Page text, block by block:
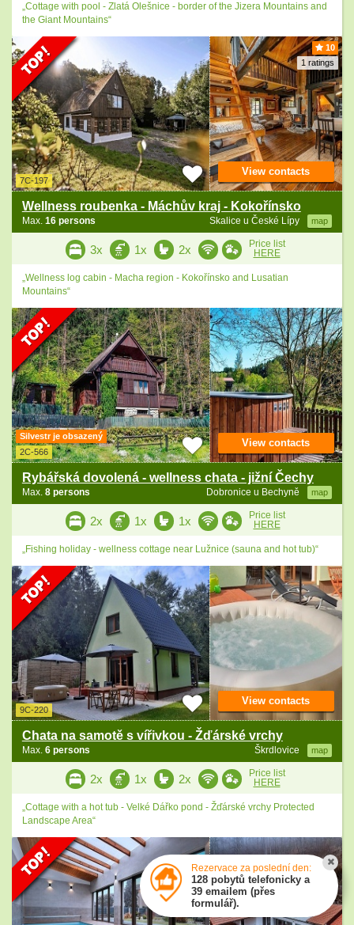
„Cottage with pool - Zlatá Olešnice - border of the Jizera Mountains and
the Giant Mountains“
10
1 ratings
7C-197
Wellness roubenka - Máchův kraj - Kokořínsko
Skalice u České Lípy map
Max. 16 persons
View contacts
3x 1x 2x
Price list
HERE
„Wellness log cabin - Macha region - Kokořínsko and Lusatian
Mountains“
Silvestr je obsazený
2C-566
Rybářská dovolená - wellness chata - jižní Čechy
Dobronice u Bechyně map
Max. 8 persons
View contacts
2x 1x 1x
Price list
HERE
„Fishing holiday - wellness cottage near Lužnice (sauna and hot tub)“
9C-220
Chata na samotě s vířivkou - Žďárské vrchy
Škrdlovice map
Max. 6 persons
View contacts
2x 1x 2x
Price list
HERE
„Cottage with a hot tub - Velké Dářko pond - Žďárské vrchy Protected
Landscape Area“
Rezervace za poslední den:
128 pobytů telefonicky a
39 emailem (přes
formulář).